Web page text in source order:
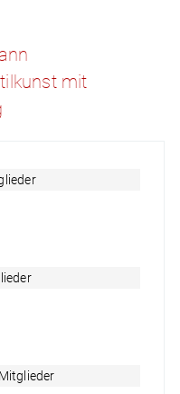
mit